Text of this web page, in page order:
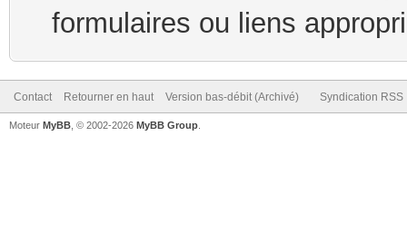
formulaires ou liens
Contact Retourner en haut Version bas-débit (Archivé) Syndication RSS
Moteur MyBB , © 2002-2026 MyBB Group